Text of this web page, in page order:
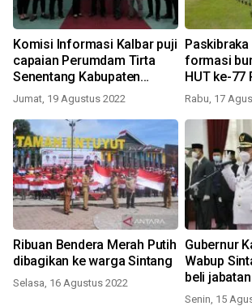
Komisi Informasi Kalbar puji
capaian Perumdam Tirta
Senentang Kabupaten
Sintang
Jumat, 19 Agustus 2022
formasi
HUT ke-77
Rabu, 17
Ribuan Bendera Merah Putih
dibagikan ke warga Sintang
Selasa, 16 Agustus 2022
Gubernur
Wabup
beli jabatan
Senin, 15